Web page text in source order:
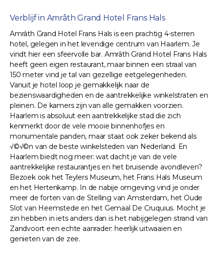
Verblijf in Amrâth Grand Hotel Frans Hals
Amrâth Grand Hotel Frans Hals is een prachtig 4-sterren
hotel, gelegen in het levendige centrum van Haarlem. Je
vindt hier een sfeervolle bar. Amrâth Grand Hotel Frans Hals
heeft geen eigen restaurant, maar binnen een straal van
150 meter vind je tal van gezellige eetgelegenheden.
Vanuit je hotel loop je gemakkelijk naar de
bezienswaardigheden en de aantrekkelijke winkelstraten en
pleinen. De kamers zijn van alle gemakken voorzien.
Haarlem is absoluut een aantrekkelijke stad die zich
kenmerkt door de vele mooie binnenhofjes en
monumentale panden, maar staat ook zeker bekend als
√©√©n van de beste winkelsteden van Nederland. En
Haarlem biedt nog meer: wat dacht je van de vele
aantrekkelijke restaurantjes en het bruisende avondleven?
Bezoek ook het Teylers Museum, het Frans Hals Museum
en het Hertenkamp. In de nabije omgeving vind je onder
meer de forten van de Stelling van Amsterdam, het Oude
Slot van Heemstede en het Gemaal De Cruquius. Mocht je
zin hebben in iets anders dan is het nabijgelegen strand van
Zandvoort een echte aanrader: heerlijk uitwaaien en
genieten van de zee.